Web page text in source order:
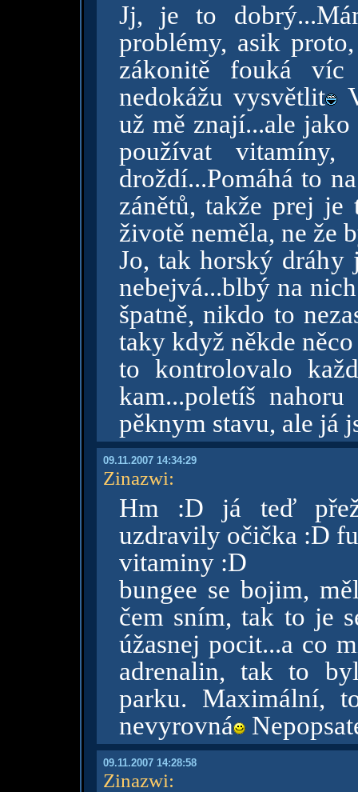
Jj, je to
problémy, asik
zákonitě fouká
nedokážu vysvětlit
už mě znají...ale
používat
droždí...Pomáhá to
zánětů, takže prej
životě neměla, ne že
Jo, tak horský dráhy
nebejvá...blbý na
špatně, nikdo to
taky když někde
to kontrolovalo
kam...poletíš
pěknym stavu, ale já
09.11.2007 14:34:29
Zinazwi:
Hm :D já teď
uzdravily očička :D
vitaminy :D
bungee se bojim,
čem sním, tak to je
úžasnej pocit...a co
adrenalin, tak to
parku. Maximální,
nevyrovná
09.11.2007 14:28:58
Zinazwi: